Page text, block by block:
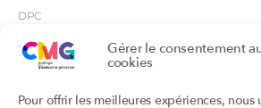
Gérer le consentement
cookies
Pour offrir les meilleures expériences, nous
DPC
CSI
Orientations prioritaires
Productions Portails